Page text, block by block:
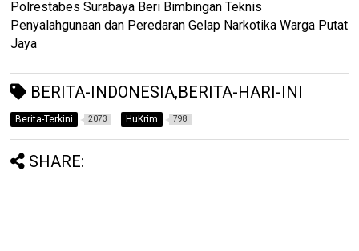
Polrestabes Surabaya Beri Bimbingan Teknis
Penyalahgunaan dan Peredaran Gelap Narkotika Warga Putat
Jaya
BERITA-INDONESIA,BERITA-HARI-INI
Berita-Terkini 2073 HuKrim 798
SHARE: